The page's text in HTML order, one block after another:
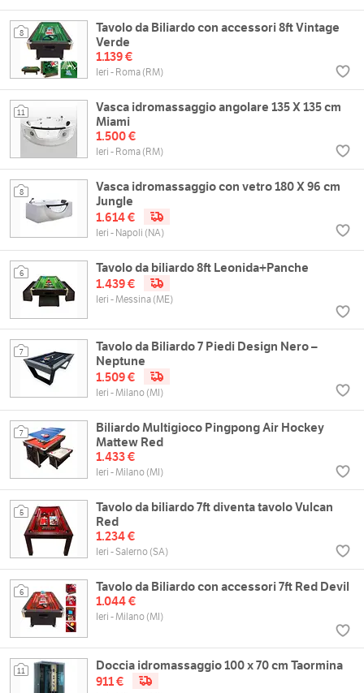
8
Tavolo da Biliardo con accessori 8ft Vintage
Verde
1.139 €
Ieri - Roma (RM)
11
Vasca idromassaggio angolare 135 X 135 cm
Miami
1.500 €
Ieri - Roma (RM)
8
Vasca idromassaggio con vetro 180 X 96 cm
Jungle
1.614 €
Ieri - Napoli (NA)
6
Tavolo da biliardo 8ft Leonida+Panche
1.439 €
Ieri - Messina (ME)
7
Tavolo da Biliardo 7 Piedi Design Nero –
Neptune
1.509 €
Ieri - Milano (MI)
7
Biliardo Multigioco Pingpong Air Hockey
Mattew Red
1.433 €
Ieri - Milano (MI)
5
Tavolo da biliardo 7ft diventa tavolo Vulcan
Red
1.234 €
Ieri - Salerno (SA)
6
Tavolo da Biliardo con accessori 7ft Red Devil
1.044 €
Ieri - Milano (MI)
11
Doccia idromassaggio 100 x 70 cm Taormina
911 €